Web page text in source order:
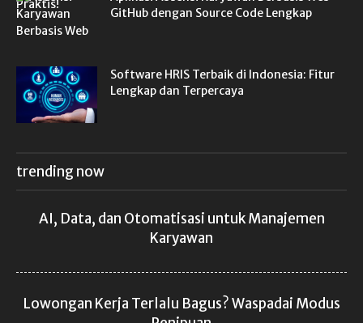
GitHub dengan Source Code Lengkap
Software HRIS Terbaik di Indonesia: Fitur
Lengkap dan Terpercaya
trending now
AI, Data, dan Otomatisasi untuk Manajemen
Karyawan
Lowongan Kerja Terlalu Bagus? Waspadai Modus